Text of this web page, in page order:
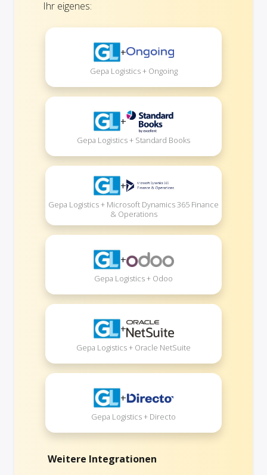
Ihr eigenes:
+
Gepa Logistics + Ongoing
+
Gepa Logistics + Standard Books
+
Gepa Logistics + Microsoft Dynamics 365 Finance
& Operations
+
Gepa Logistics + Odoo
+
Gepa Logistics + Oracle NetSuite
+
Gepa Logistics + Directo
Weitere Integrationen